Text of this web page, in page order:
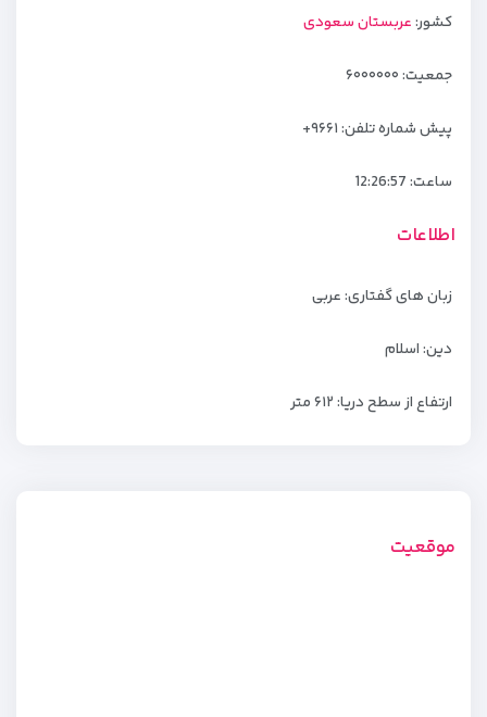
کشور:عربستان سعودی
جمعیت: ۶۰۰۰۰۰۰
پیش شماره تلفن: ۹۶۶۱+
ساعت:12:26:57
اطلاعات
زبان های گفتاری: عربی
دین: اسلام
ارتفاع از سطح دریا: ۶۱۲ متر
موقعیت